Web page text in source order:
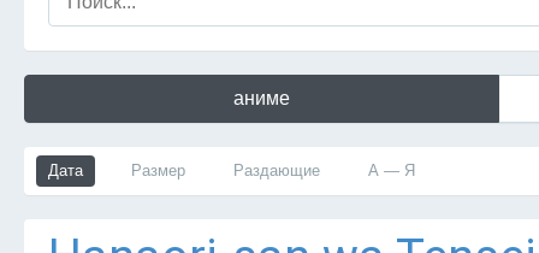
аниме
Дата Размер Раздающие А — Я